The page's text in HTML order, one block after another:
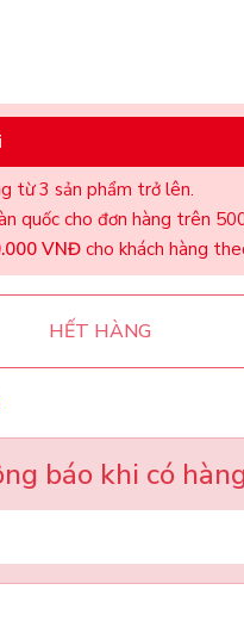
từ 3 sản phẩm trở lên.
quốc cho đơn hàng trên
VNĐ cho khách hàng
HẾT HÀNG
báo khi có